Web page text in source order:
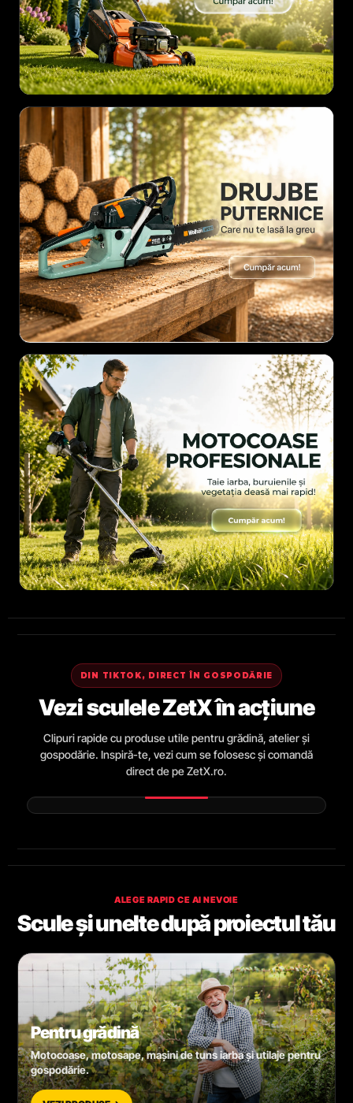
DIN TIKTOK, DIRECT ÎN GOSPODĂRIE
Vezi sculele ZetX în acțiune
Clipuri rapide cu produse utile pentru grădină, atelier și
gospodărie. Inspiră-te, vezi cum se folosesc și comandă
direct de pe ZetX.ro.
ALEGE RAPID CE AI NEVOIE
Scule și unelte după proiectul tău
Pentru grădină
Motocoase, motosape, mașini de tuns iarba și utilaje pentru
gospodărie.